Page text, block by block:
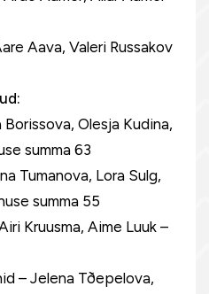
Aava, Valeri Russakov
Olesja Kudina,
summa 63
Tumanova, Lora Sulg,
summa 55
Kruusma, Aime Luuk –
– Jelena Tðepelova,